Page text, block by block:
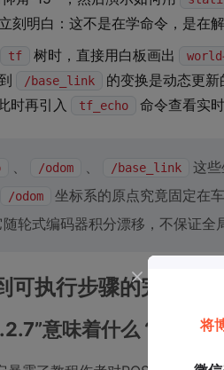
刻明白：这不是在学命令，是在
tf 树时，直接用白板画出
/base_link 的变换是动态更
时再引入
tf_echo 命令查看实
、 /odom 、 /base_link
这
/odom 坐标系的原点究竟固定在
轮式编码器积分漂移，不保证全局
执行步骤的完整拆解
意味着什么？